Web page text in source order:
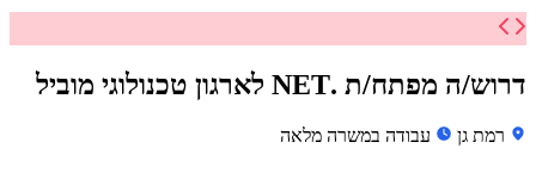
דרוש/ה מפתח/ת .NET לארגון טכנולוגי מוביל
רמת גן עבודה במשרה מלאה